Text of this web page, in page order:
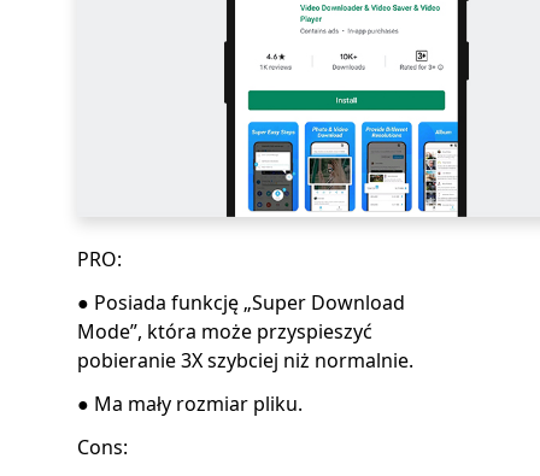
PRO:
● Posiada funkcję „Super Download
Mode”, która może przyspieszyć
pobieranie 3X szybciej niż normalnie.
● Ma mały rozmiar pliku.
Cons: